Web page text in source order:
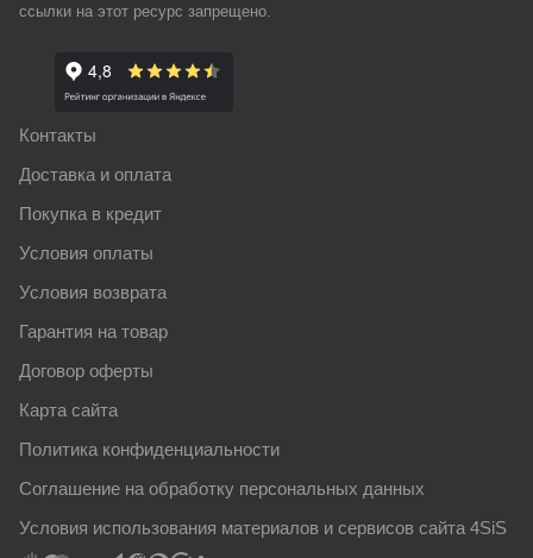
ссылки на этот ресурс запрещено.
Контакты
Доставка и оплата
Покупка в кредит
Условия оплаты
Условия возврата
Гарантия на товар
Договор оферты
Карта сайта
Политика конфиденциальности
Соглашение на обработку персональных данных
Условия использования материалов и сервисов сайта 4SiS